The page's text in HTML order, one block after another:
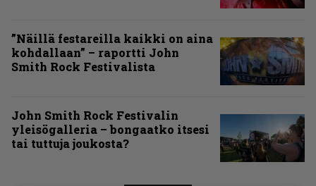
”Näillä festareilla kaikki on aina
kohdallaan” – raportti John
Smith Rock Festivalista
John Smith Rock Festivalin
yleisögalleria – bongaatko itsesi
tai tuttuja joukosta?